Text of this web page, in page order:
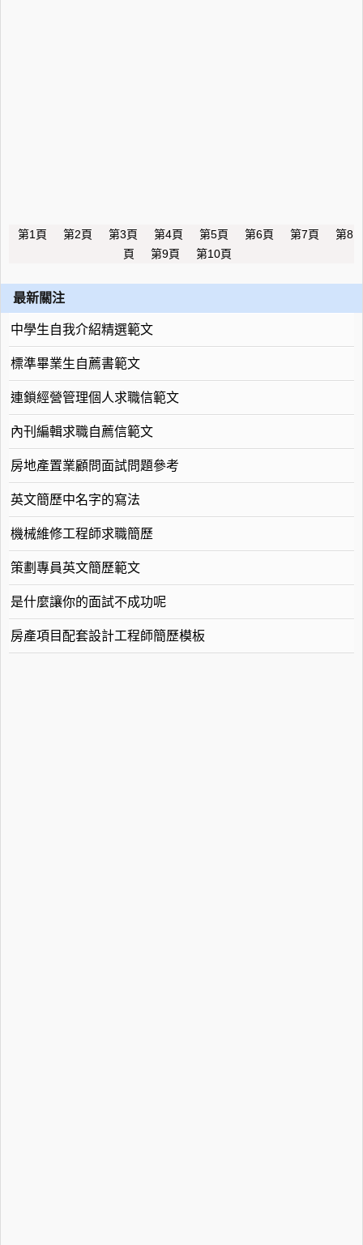
第1頁 第2頁 第3頁 第4頁 第5頁 第6頁 第7頁
第8
頁
第9頁 第10頁
最新關注
中學生自我介紹精選範文
標準畢業生自薦書範文
連鎖經營管理個人求職信範文
內刊編輯求職自薦信範文
房地產置業顧問面試問題參考
英文簡歷中名字的寫法
機械維修工程師求職簡歷
策劃專員英文簡歷範文
是什麼讓你的面試不成功呢
房產項目配套設計工程師簡歷模板